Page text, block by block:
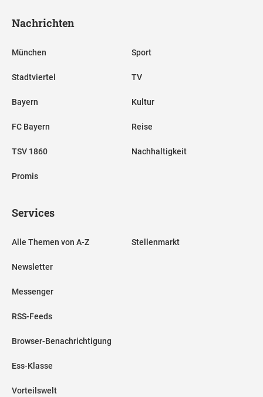
Nachrichten
München
Stadtviertel
Bayern
FC Bayern
TSV 1860
Promis
Sport
TV
Kultur
Reise
Nachhaltigkeit
Services
Alle Themen von A-Z
Newsletter
Messenger
RSS-Feeds
Browser-Benachrichtigung
Ess-Klasse
Vorteilswelt
Stellenmarkt